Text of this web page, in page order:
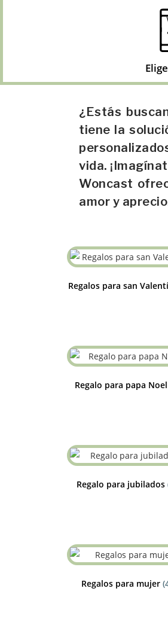
¿Estás
tiene la
vida.
Woncast
amor y
Regalos para san
Regalo para papa Noel
Regalo para jubilados
Regalos para mujer